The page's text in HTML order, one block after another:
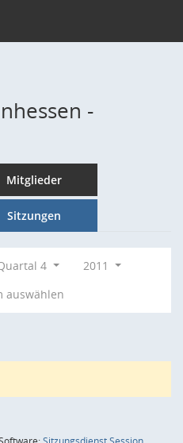
-
Mitglieder
Sitzungen
4
2011
auswählen
(Wird in